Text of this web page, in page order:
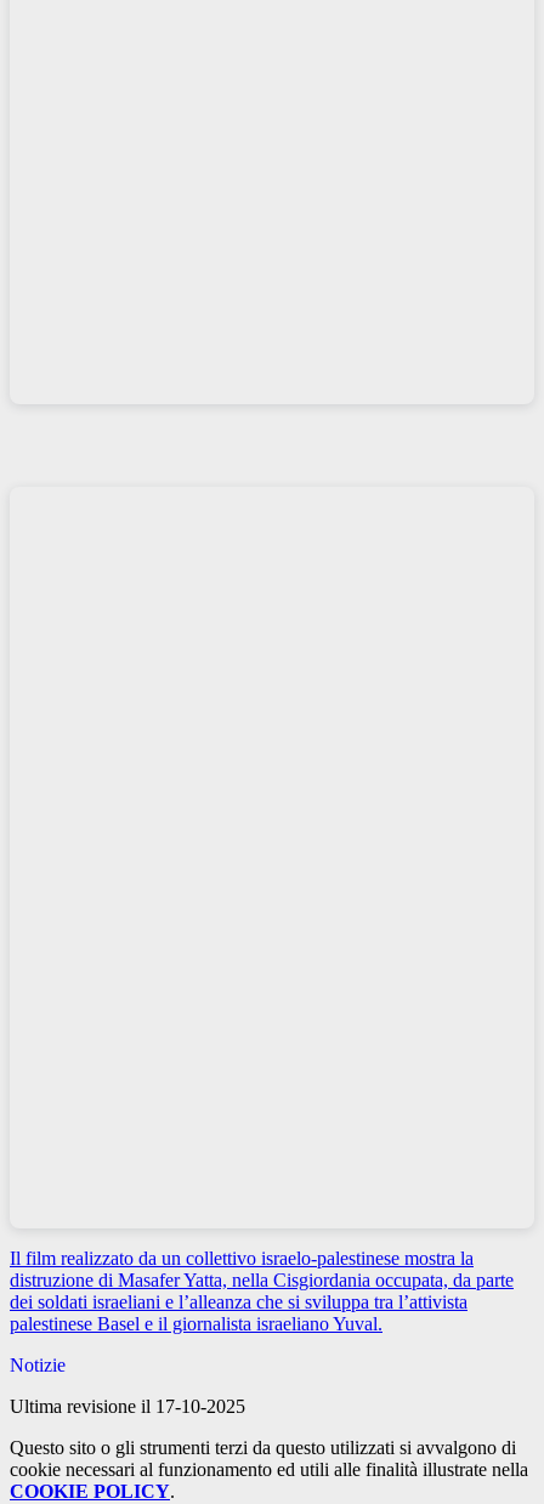
Il film realizzato da un collettivo israelo-palestinese mostra la
distruzione di Masafer Yatta, nella Cisgiordania occupata, da parte
dei soldati israeliani e l’alleanza che si sviluppa tra l’attivista
palestinese Basel e il giornalista israeliano Yuval.
Notizie
Ultima revisione il 17-10-2025
Questo sito o gli strumenti terzi da questo utilizzati si avvalgono di
cookie necessari al funzionamento ed utili alle finalità illustrate nella
COOKIE POLICY.